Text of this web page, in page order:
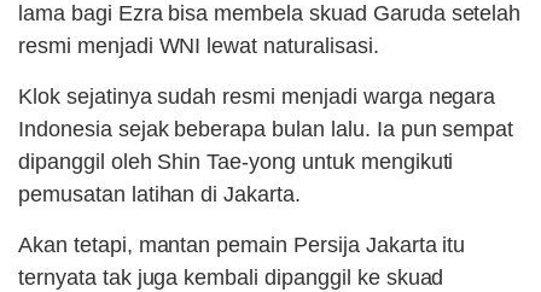
lama bagi Ezra bisa membela skuad Garuda setelah
resmi menjadi WNI lewat naturalisasi.
Klok sejatinya sudah resmi menjadi warga negara
Indonesia sejak beberapa bulan lalu. Ia pun sempat
dipanggil oleh Shin Tae-yong untuk mengikuti
pemusatan latihan di Jakarta.
Akan tetapi, mantan pemain Persija Jakarta itu
ternyata tak juga kembali dipanggil ke skuad